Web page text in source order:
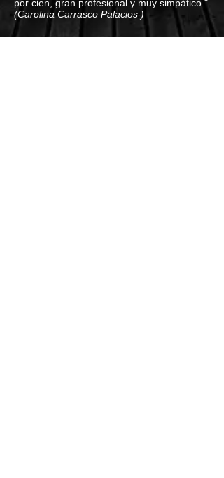
por cien, gran profesional y muy simpático."
(Carolina Carrasco Palacios )